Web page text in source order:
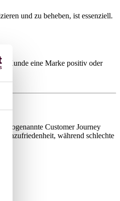
und zu beheben, ist essenziell.
Kunde eine Marke positiv oder
sogenannte Customer Journey
während schlechte